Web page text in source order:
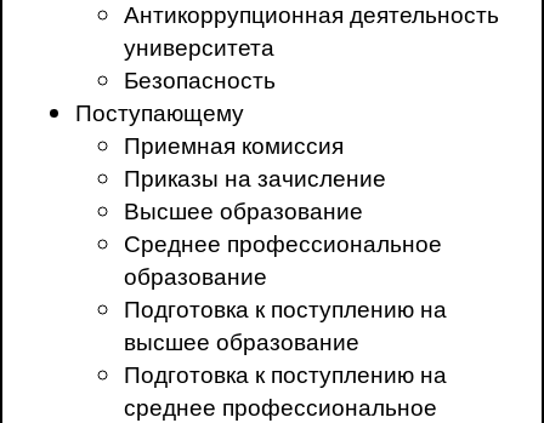
Антикоррупционная деятельность
университета
Безопасность
Поступающему
Приемная комиссия
Приказы на зачисление
Высшее образование
Среднее профессиональное
образование
Подготовка к поступлению на
высшее образование
Подготовка к поступлению на
среднее профессиональное